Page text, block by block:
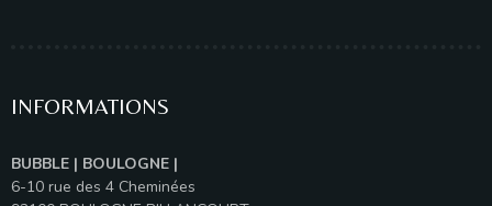
INFORMATIONS
BUBBLE | BOULOGNE |
6-10 rue des 4 Cheminées